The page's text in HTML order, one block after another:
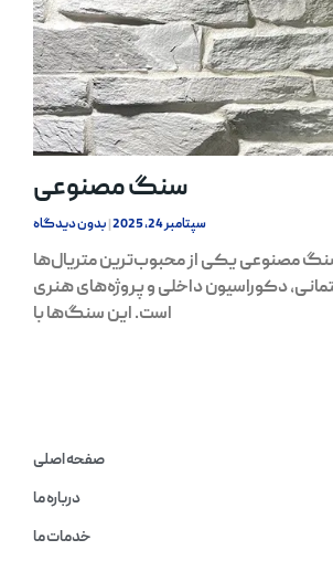
سنگ مصنوعی
سپتامبر 24, 2025 بدون دیدگاه
مصنوعی یکی از محبوب‌ترین متریال‌ها
دکوراسیون داخلی و پروژه‌های هنری
است. این سنگ‌ها با
صفحه اصلی
درباره ما
خدمات ما